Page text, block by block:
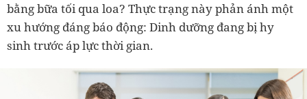
bằng bữa tối qua loa? Thực trạng này phản ánh một
xu hướng đáng báo động: Dinh dưỡng đang bị hy
sinh trước áp lực thời gian.